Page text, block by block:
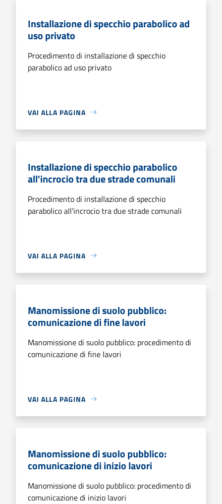
Installazione di specchio parabolico ad
uso privato
Procedimento di installazione di specchio
parabolico ad uso privato
VAI ALLA PAGINA
Installazione di specchio parabolico
all'incrocio tra due strade comunali
Procedimento di installazione di specchio
parabolico all'incrocio tra due strade comunali
VAI ALLA PAGINA
Manomissione di suolo pubblico:
comunicazione di fine lavori
Manomissione di suolo pubblico: procedimento di
comunicazione di fine lavori
VAI ALLA PAGINA
Manomissione di suolo pubblico:
comunicazione di inizio lavori
Manomissione di suolo pubblico: procedimento di
comunicazione di inizio lavori